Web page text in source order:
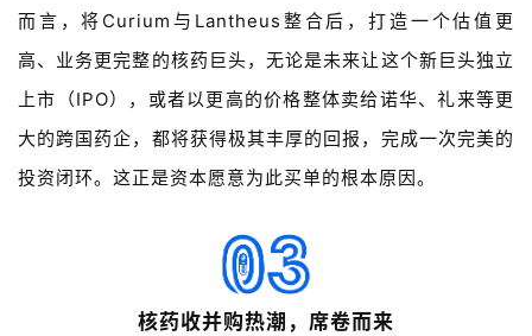
l
E
n
g
i
而言，将 Curium 与 Lantheus 整合后，打造一个估值更
高、业务更完整的核药巨头，无论是未来让这个新巨头独立
上市（IPO），或者以更高的价格整体卖给诺华、礼来等更
大的跨国药企，都将获得极其丰厚的回报，完成一次完美的
投资闭环。这正是资本愿意为此买单的根本原因。
核药收并购热潮，席卷而来